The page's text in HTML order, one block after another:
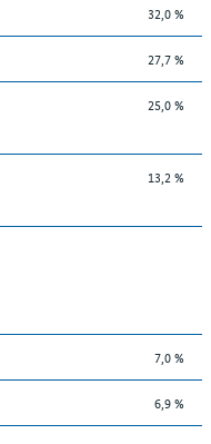
32,0 %
27,7 %
25,0 %
13,2 %
7,0 %
6,9 %